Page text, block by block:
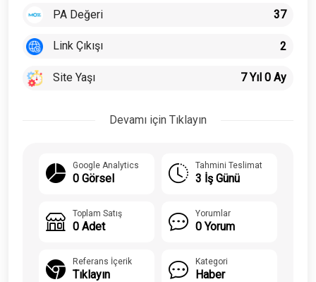
PA Değeri 37
Link Çıkışı 2
Site Yaşı 7 Yıl 0 Ay
Devamı için Tıklayın
Google Analytics
0 Görsel
Tahmini Teslimat
3 İş Günü
Toplam Satış
0 Adet
Yorumlar
0 Yorum
Referans İçerik
Tıklayın
Kategori
Haber